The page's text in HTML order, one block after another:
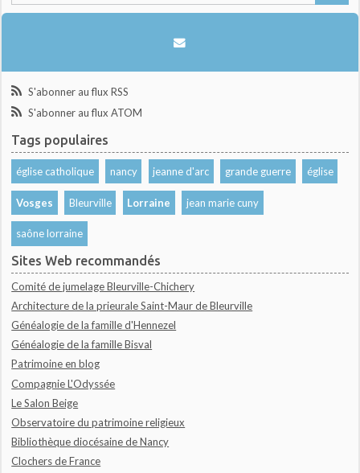
S'abonner au flux RSS
S'abonner au flux ATOM
Tags populaires
église catholique nancy jeanne d'arc grande guerre église
Vosges Bleurville Lorraine jean marie cuny
saône lorraine
Sites Web recommandés
Comité de jumelage Bleurville-Chichery
Architecture de la prieurale Saint-Maur de Bleurville
Généalogie de la famille d'Hennezel
Généalogie de la famille Bisval
Patrimoine en blog
Compagnie L'Odyssée
Le Salon Beige
Observatoire du patrimoine religieux
Bibliothèque diocésaine de Nancy
Clochers de France